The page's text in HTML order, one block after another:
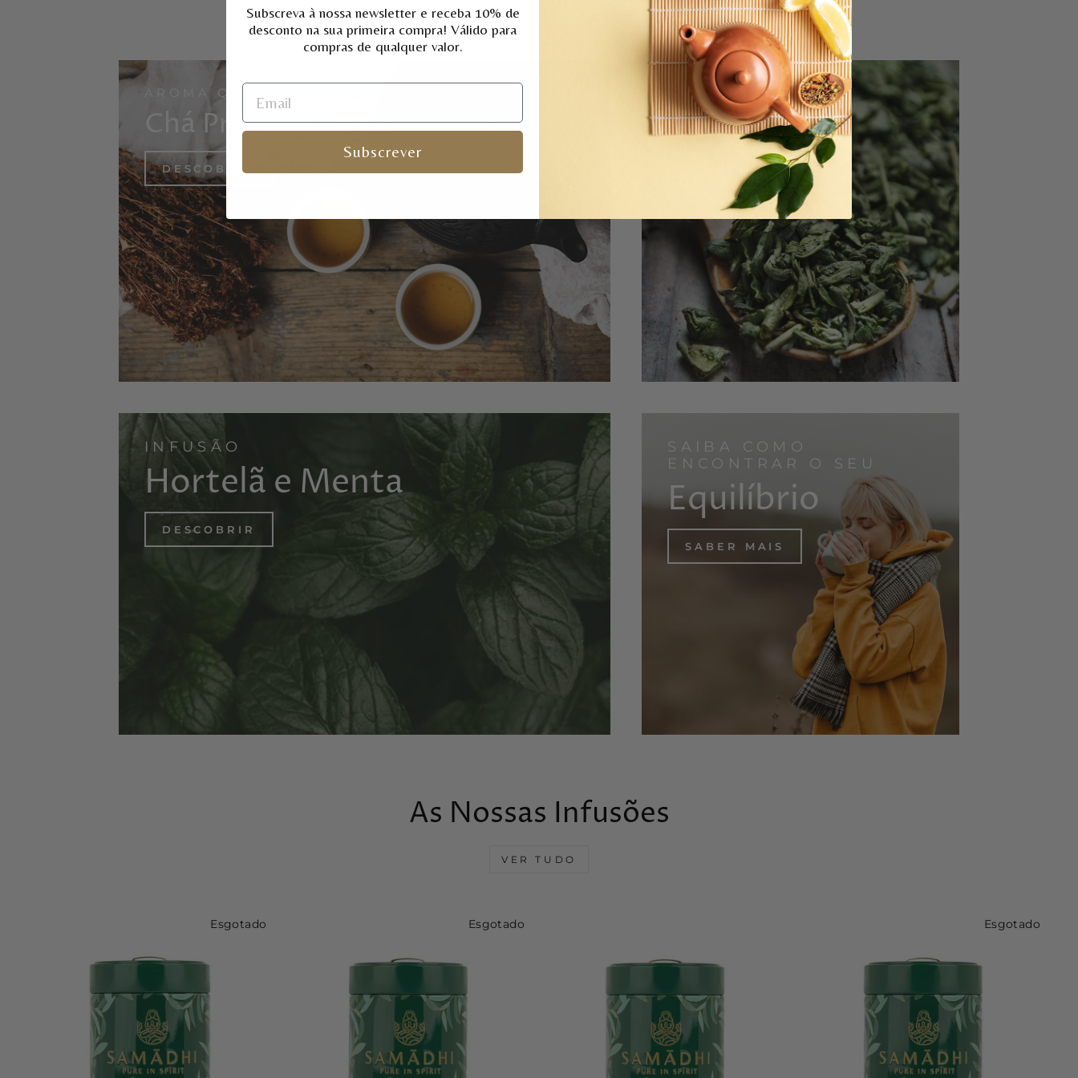
AROMA QUENTE
Chá Preto e Canela
DESCOBRIR
CHÁ VERDE
Gunpowder
DESCOBRIR
INFUSÃO
Hortelã e Menta
DESCOBRIR
SAIBA COMO
ENCONTRAR O SEU
Equilíbrio
SABER MAIS
As Nossas Infusões
VER TUDO
Esgotado Esgotado Esgotado
Subscreva à nossa newsletter e receba 10% de
desconto na sua primeira compra! Válido para
compras de qualquer valor.
Subscrever